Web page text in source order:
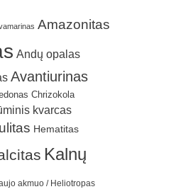
Amazonitas
Andų opalas
Avantiurinas
Chrizokola
kvarcas
Hematitas
Kalnų
akmuo / Heliotropas